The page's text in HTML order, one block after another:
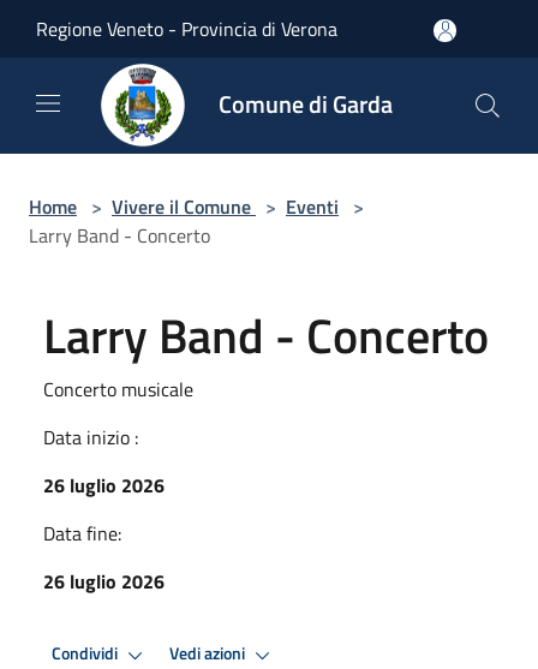
Regione Veneto - Provincia di Verona
Comune di Garda
Home > Vivere il Comune > Eventi >
Larry Band - Concerto
Larry Band - Concerto
Concerto musicale
Data inizio :
26 luglio 2026
Data fine:
26 luglio 2026
Condividi Vedi azioni